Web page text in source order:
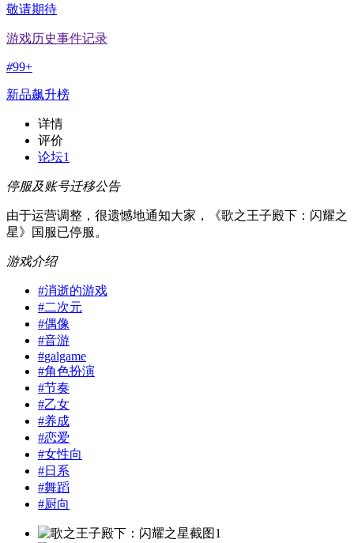
敬请期待
游戏历史事件记录
#99+
新品飙升榜
详情
评价
论坛1
停服及账号迁移公告
由于运营调整，很遗憾地通知大家，《歌之王子殿下：闪耀之
星》国服已停服。
游戏介绍
#消逝的游戏
#二次元
#偶像
#音游
#galgame
#角色扮演
#节奏
#乙女
#养成
#恋爱
#女性向
#日系
#舞蹈
#厨向